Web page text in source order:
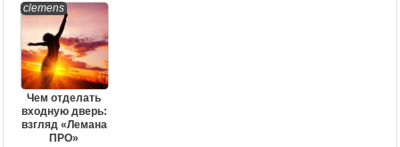
clemens
Чем отделать
входную дверь:
взгляд «Лемана
ПРО»